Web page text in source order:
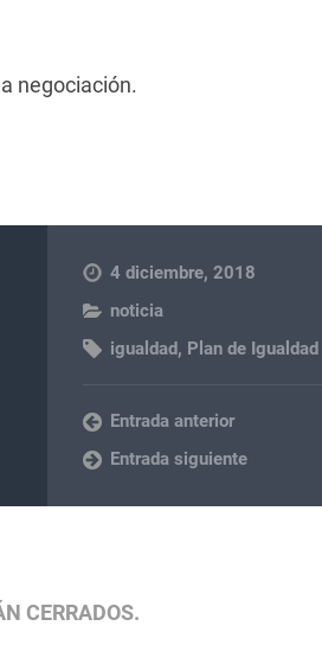
negociación.
4 diciembre, 2018
noticia
igualdad, Plan de Igualdad
Entrada anterior
Entrada siguiente
CERRADOS.